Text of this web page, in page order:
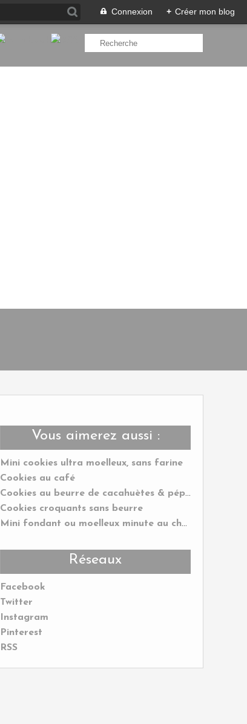
Connexion + Créer mon blog
Vous aimerez aussi :
Mini cookies ultra moelleux, sans farine
Cookies au café
Cookies au beurre de cacahuètes & pépites de chocolat
Cookies croquants sans beurre
Mini fondant ou moelleux minute au chocolat
Réseaux
Facebook
Twitter
Instagram
Pinterest
RSS